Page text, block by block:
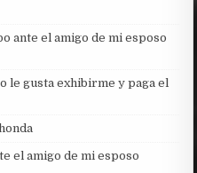
ante el amigo de mi esposo
le gusta exhibirme y paga el
el amigo de mi esposo